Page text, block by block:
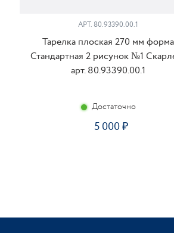
АРТ. 80.93390.00.1
Тарелка плоская 270 мм форма
Стандартная 2 рисунок №1
арт. 80.93390.00.1
Достаточно
5 000